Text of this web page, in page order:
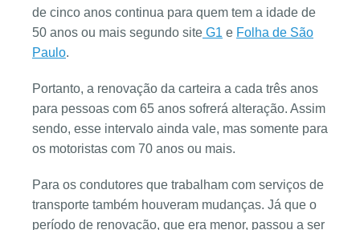
de cinco anos continua para quem tem a idade de
50 anos ou mais segundo site G1 e Folha de São
Paulo.
Portanto, a renovação da carteira a cada três anos
para pessoas com 65 anos sofrerá alteração. Assim
sendo, esse intervalo ainda vale, mas somente para
os motoristas com 70 anos ou mais.
Para os condutores que trabalham com serviços de
transporte também houveram mudanças. Já que o
período de renovação, que era menor, passou a ser